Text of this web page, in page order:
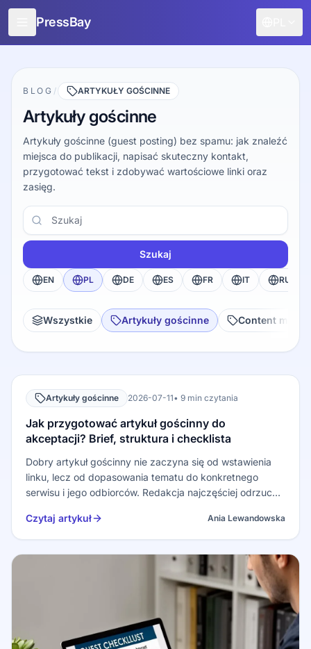
PressBay
Dla reklamodawców
Funkcje
Jak to działa
Promuj za darmo
BLOG / ARTYKUŁY GOŚCINNE
Artykuły gościnne
Artykuły gościnne (guest posting) bez spamu: jak znaleźć
miejsca do publikacji, napisać skuteczny kontakt,
przygotować tekst i zdobywać wartościowe linki oraz
zasięg.
Szukaj
Szukaj
EN PL DE ES FR IT RU
Wszystkie Artykuły gościnne Content
Artykuły gościnne 2026-07-11• 9 min czytania
Jak przygotować artykuł gościnny do
akceptacji? Brief, struktura i checklista
Dobry artykuł gościnny nie zaczyna się od wstawienia
linku, lecz od dopasowania tematu do konkretnego
serwisu i jego odbiorców. Redakcja najczęściej odrzuca
ogólnodostępne informacje albo zostały napisane
wyłącznie po to, aby umieś…
Czytaj artykuł Ania Lewandowska